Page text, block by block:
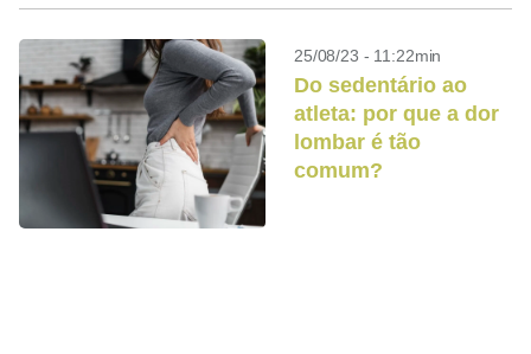
25/08/23 - 11:22min
Do sedentário ao
atleta: por que a dor
lombar é tão
comum?